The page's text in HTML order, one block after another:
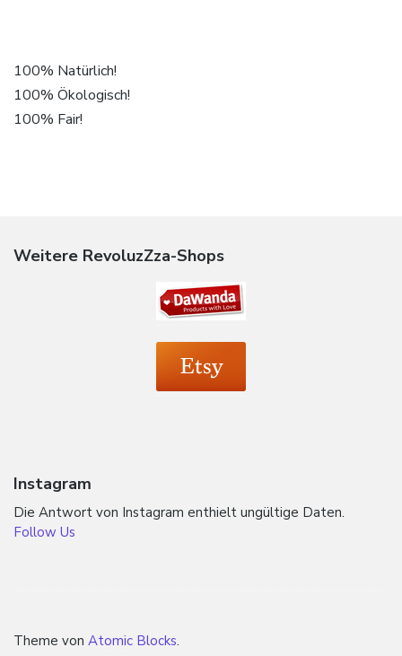
100% Natürlich!
100% Ökologisch!
100% Fair!
Weitere RevoluzZza-Shops
Instagram
Die Antwort von Instagram enthielt ungültige Daten.
Follow Us
Theme von Atomic Blocks.